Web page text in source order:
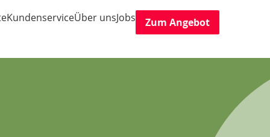
KundenserviceÜber unsJobs Zum Angebot